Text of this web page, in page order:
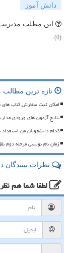
دانش آموز
این مطلب
(0)
تازه ترین مطالب
امکان ثبت سفارش کتاب های
نتایج آزمون های ورودی
کدام دانشجویان من استعداد
زمان نام نویسی مرحله دوم
نظرات
لطفا شما هم